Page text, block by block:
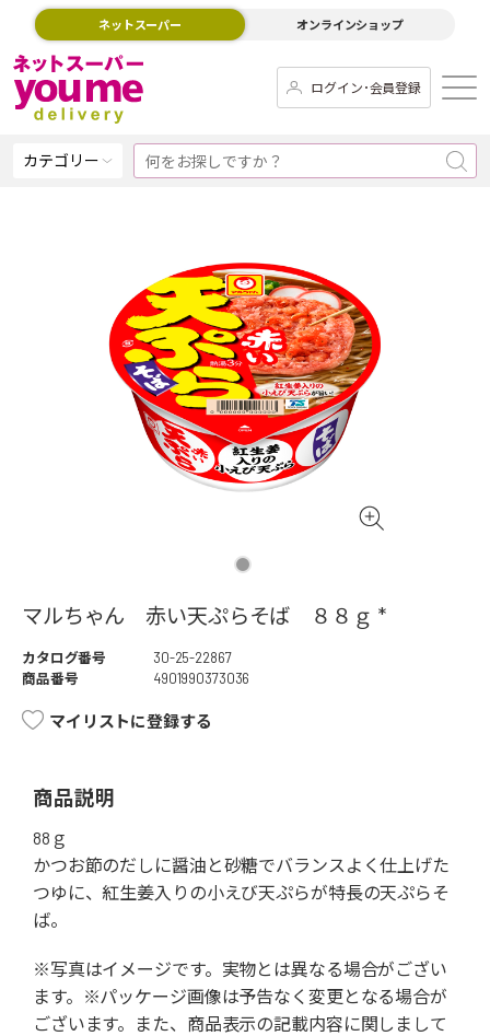
ネットスーパー オンラインショップ
ログイン･会員登録
カテゴリー
マルちゃん 赤い天ぷらそば ８８ｇ *
カタログ番号
30-25-22867
商品番号
4901990373036
マイリストに登録する
商品説明
88ｇ
かつお節のだしに醤油と砂糖でバランスよく仕上げた
つゆに、紅生姜入りの小えび天ぷらが特長の天ぷらそ
ば。
※写真はイメージです。実物とは異なる場合がござい
ます。※パッケージ画像は予告なく変更となる場合が
ございます。また、商品表示の記載内容に関しまして